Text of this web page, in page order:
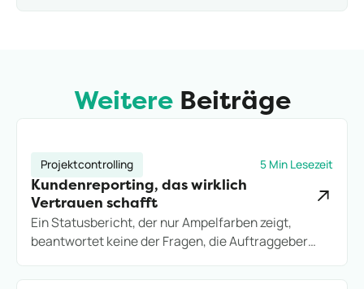
zeitnahen Ausgleich entstehen. Die operative
gesetzlichen Ausgleichszeitraums trägt.
WeitereBeiträge
Projektcontrolling 5 Min Lesezeit
Kundenreporting, das wirklich
Vertrauen schafft
Ein Statusbericht, der nur Ampelfarben zeigt,
beantwortet keine der Fragen, die Auftraggeber
Kundenreporting auf, das Vertrauen schafft statt